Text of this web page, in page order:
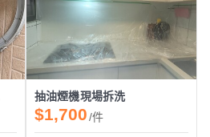
抽油煙機現場拆洗
$1,700/件